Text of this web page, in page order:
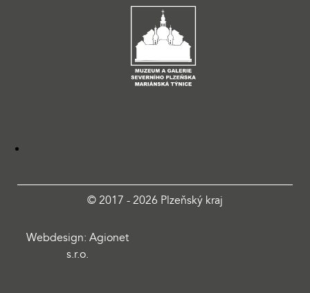
© 2017 - 2026 Plzeňský kraj
Webdesign: Agionet
s.r.o.